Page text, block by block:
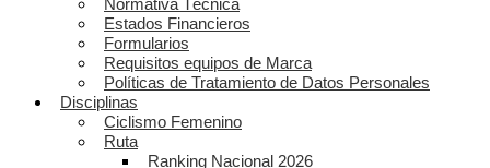
Normativa Técnica
Estados Financieros
Formularios
Requisitos equipos de Marca
Políticas de Tratamiento de Datos Personales
Disciplinas
Ciclismo Femenino
Ruta
Ranking Nacional 2026